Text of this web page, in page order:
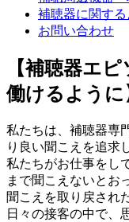
補聴器に関する
お問い合わせ
【補聴器エ
働けるように
私たちは、補聴器専
り良い聞こえを追求
私たちがお仕事をし
まで聞こえないとお
聞こえを取り戻され
日々の接客の中で、